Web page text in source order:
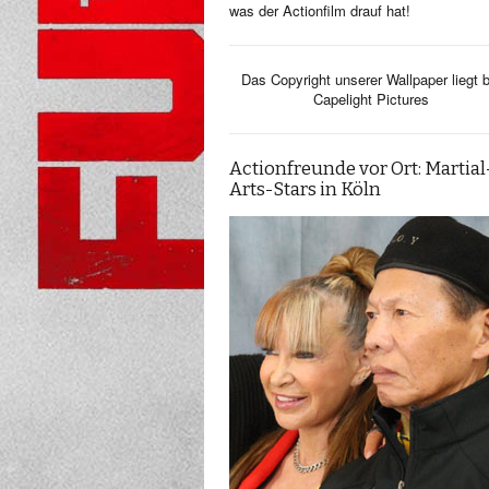
was der Actionfilm drauf hat!
Das Copyright unserer Wallpaper liegt
Capelight Pictures
Actionfreunde vor Ort:
Arts-Stars in Köln